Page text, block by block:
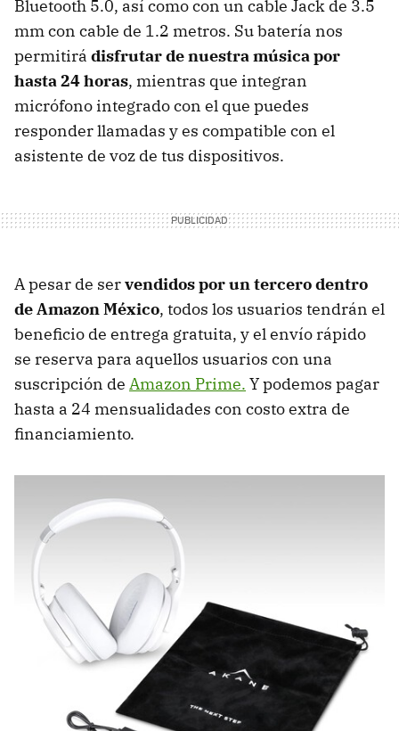
Bluetooth 5.0, así como con un cable Jack de 3.5
mm con cable de 1.2 metros. Su batería nos
permitirá disfrutar de nuestra música por
hasta 24 horas, mientras que integran
micrófono integrado con el que puedes
responder llamadas y es compatible con el
asistente de voz de tus dispositivos.
A pesar de servendidos por un tercero dentro
de Amazon México, todos los usuarios tendrán el
beneficio de entrega gratuita, y el envío rápido
se reserva para aquellos usuarios con una
suscripción de Amazon Prime. Y podemos pagar
hasta a 24 mensualidades con costo extra de
financiamiento.